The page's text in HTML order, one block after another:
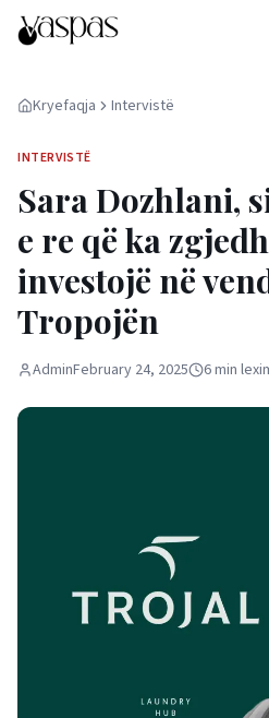
Kryefaqja Intervistë
INTERVISTË
Sara Dozhlani,
e re që ka
investojë në
Tropojën
AdminFebruary 24, 2025 6min